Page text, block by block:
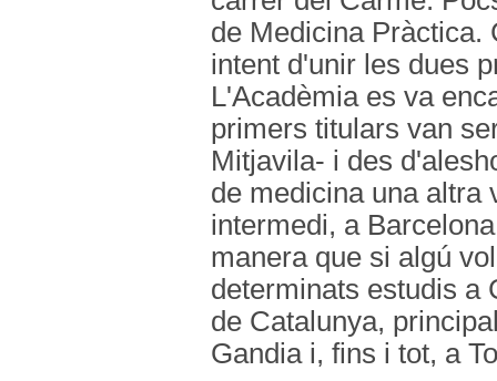
de Medicina Pràctica.
intent d'unir les dues
L'Acadèmia es va
primers titulars van
Mitjavila- i des
de medicina una altra
intermedi, a
manera que si algú
determinats estudis a
de Catalunya,
Gandia i, fins i tot, a